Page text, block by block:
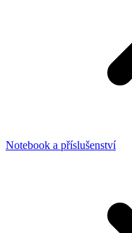
Notebook a příslušenství